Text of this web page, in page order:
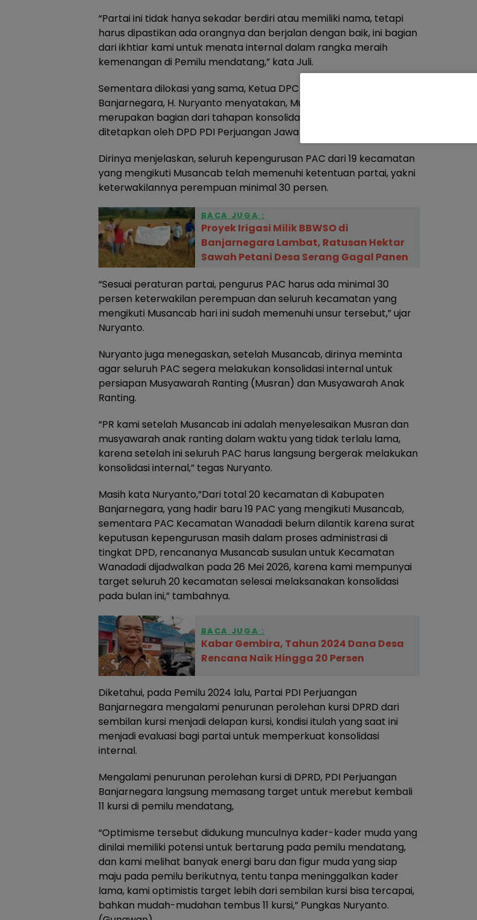
“Partai ini tidak hanya sekadar berdiri atau memiliki nama, tetapi
harus dipastikan ada orangnya dan berjalan dengan baik, ini bagian
dari ikhtiar kami untuk menata internal dalam rangka meraih
kemenangan di Pemilu mendatang,” kata Juli.
Sementara dilokasi yang sama, Ketua DPC PDI Perjuangan
Banjarnegara, H. Nuryanto menyatakan, Musancab tersebut
merupakan bagian dari tahapan konsolidasi organisasi yang telah
ditetapkan oleh DPD PDI Perjuangan Jawa Tengah.
Dirinya menjelaskan, seluruh kepengurusan PAC dari 19 kecamatan
yang mengikuti Musancab telah memenuhi ketentuan partai, yakni
keterwakilannya perempuan minimal 30 persen.
BACA JUGA :
Proyek Irigasi Milik BBWSO di
Banjarnegara Lambat, Ratusan Hektar
Sawah Petani Desa Serang Gagal Panen
“Sesuai peraturan partai, pengurus PAC harus ada minimal 30
persen keterwakilan perempuan dan seluruh kecamatan yang
mengikuti Musancab hari ini sudah memenuhi unsur tersebut,” ujar
Nuryanto.
Nuryanto juga menegaskan, setelah Musancab, dirinya meminta
agar seluruh PAC segera melakukan konsolidasi internal untuk
persiapan Musyawarah Ranting (Musran) dan Musyawarah Anak
Ranting.
“PR kami setelah Musancab ini adalah menyelesaikan Musran dan
musyawarah anak ranting dalam waktu yang tidak terlalu lama,
karena setelah ini seluruh PAC harus langsung bergerak melakukan
konsolidasi internal,” tegas Nuryanto.
Masih kata Nuryanto,”Dari total 20 kecamatan di Kabupaten
Banjarnegara, yang hadir baru 19 PAC yang mengikuti Musancab,
sementara PAC Kecamatan Wanadadi belum dilantik karena surat
keputusan kepengurusan masih dalam proses administrasi di
tingkat DPD, rencananya Musancab susulan untuk Kecamatan
Wanadadi dijadwalkan pada 26 Mei 2026, karena kami mempunyai
target seluruh 20 kecamatan selesai melaksanakan konsolidasi
pada bulan ini,” tambahnya.
BACA JUGA :
Kabar Gembira, Tahun 2024 Dana Desa
Rencana Naik Hingga 20 Persen
Diketahui, pada Pemilu 2024 lalu, Partai PDI Perjuangan
Banjarnegara mengalami penurunan perolehan kursi DPRD dari
sembilan kursi menjadi delapan kursi, kondisi itulah yang saat ini
menjadi evaluasi bagi partai untuk memperkuat konsolidasi
internal.
Mengalami penurunan perolehan kursi di DPRD, PDI Perjuangan
Banjarnegara langsung memasang target untuk merebut kembali
11 kursi di pemilu mendatang,
“Optimisme tersebut didukung munculnya kader-kader muda yang
dinilai memiliki potensi untuk bertarung pada pemilu mendatang,
dan kami melihat banyak energi baru dan figur muda yang siap
maju pada pemilu berikutnya, tentu tanpa meninggalkan kader
lama, kami optimistis target lebih dari sembilan kursi bisa tercapai,
bahkan mudah-mudahan tembus 11 kursi,” Pungkas Nuryanto.